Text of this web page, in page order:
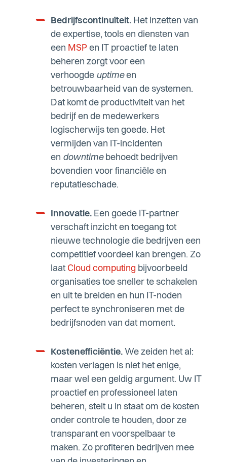
Bedrijfscontinuïteit. Het inzetten van
de expertise, tools en diensten van
een MSP en IT proactief te laten
beheren zorgt voor een
verhoogde uptimeen
betrouwbaarheid van de systemen.
Dat komt de productiviteit van het
bedrijf en de medewerkers
logischerwijs ten goede. Het
vermijden van IT-incidenten
en downtimebehoedt bedrijven
bovendien voor financiële en
reputatieschade.
Innovatie. Een goede IT-partner
verschaft inzicht en toegang tot
nieuwe technologie die bedrijven een
competitief voordeel kan brengen. Zo
laat Cloud computing bijvoorbeeld
organisaties toe sneller te schakelen
en uit te breiden en hun IT-noden
perfect te synchroniseren met de
bedrijfsnoden van dat moment.
Kostenefficiëntie. We zeiden het al:
kosten verlagen is niet het enige,
maar wel een geldig argument. Uw IT
proactief en professioneel laten
beheren, stelt u in staat om de kosten
onder controle te houden, door ze
transparant en voorspelbaar te
maken. Zo profiteren bedrijven mee